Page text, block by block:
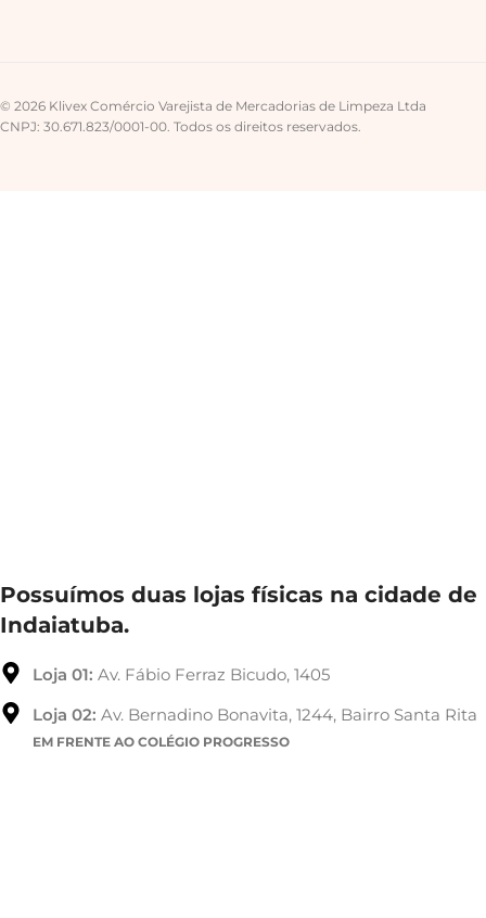
© 2026 Klivex Comércio Varejista de Mercadorias de Limpeza Ltda
CNPJ: 30.671.823/0001-00. Todos os direitos reservados.
Possuímos duas lojas físicas na cidade de
Indaiatuba.
Loja 01: Av. Fábio Ferraz Bicudo, 1405
Loja 02: Av. Bernadino Bonavita, 1244, Bairro Santa Rita
EM FRENTE AO COLÉGIO PROGRESSO